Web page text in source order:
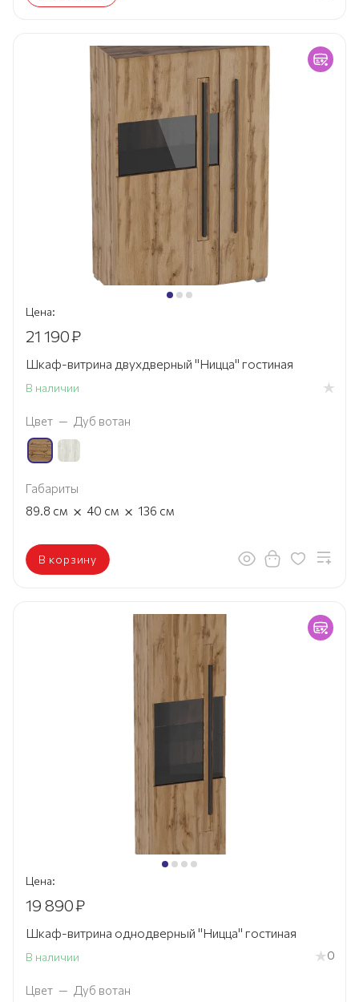
Цена:
21 190₽
Шкаф-витрина двухдверный "Ницца" гостиная
В наличии
Цвет — Дуб вотан
Габариты
89.8 см × 40 см × 136 см
В корзину
Цена:
19 890₽
Шкаф-витрина однодверный "Ницца" гостиная
В наличии 0
Цвет — Дуб вотан